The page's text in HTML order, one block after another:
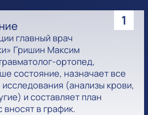
1
главный врач
Гришин Максим
ортопед,
состояние, назначает все
(анализы крови,
и составляет план
в график.